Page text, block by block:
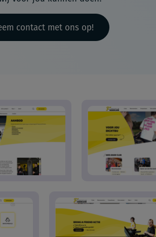
contact met ons op!